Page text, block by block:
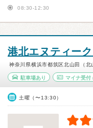
08:30-12:30
港北エヌティー
神奈川県横浜市都筑区北山田（北
駐車場あり マイナ受付
土曜（〜13:30）